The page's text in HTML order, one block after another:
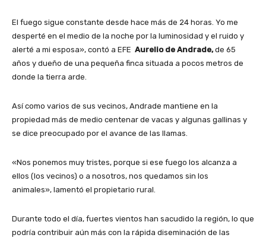
El fuego sigue constante desde hace más de 24 horas. Yo me
desperté en el medio de la noche por la luminosidad y el ruido y
alerté a mi esposa», contó a EFE Aurelio de Andrade,de 65
años y dueño de una pequeña finca situada a pocos metros de
donde la tierra arde.
Así como varios de sus vecinos, Andrade mantiene en la
propiedad más de medio centenar de vacas y algunas gallinas y
se dice preocupado por el avance de las llamas.
«Nos ponemos muy tristes, porque si ese fuego los alcanza a
ellos (los vecinos) o a nosotros, nos quedamos sin los
animales», lamentó el propietario rural.
Durante todo el día, fuertes vientos han sacudido la región, lo que
podría contribuir aún más con la rápida diseminación de las